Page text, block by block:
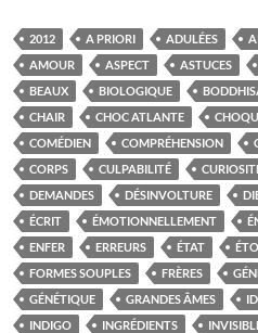
2012 A PRIORI ADULÉES
AMOUR
ASPECT ASTUCES
BEAUX
BIOLOGIQUE
CHAIR
CHOC ATLANTE
COMÉDIEN
COMPRÉHENSION
CORPS
CULPABILITÉ
DEMANDES
DÉSINVOLTURE
ÉCRIT
ÉMOTIONNELLEMENT
ENFER
ERREURS ÉTAT
FORMES SOUPLES
FRÈRES
GÉNÉTIQUE
GRANDES ÂMES
INDIGO
INGRÉDIENTS